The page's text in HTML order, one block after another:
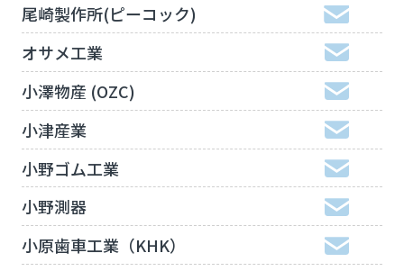
尾崎製作所(ピーコック)
オサメ工業
小澤物産 (OZC)
小津産業
小野ゴム工業
小野測器
小原歯車工業（KHK）